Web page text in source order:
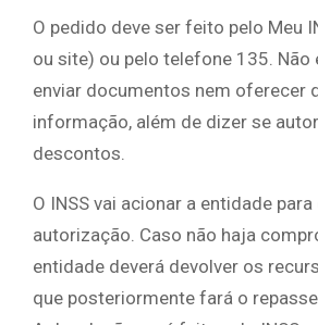
O pedido deve ser feito pelo Meu
ou site) ou pelo telefone 135. Não
enviar documentos nem oferecer
informação, além de dizer se
descontos.
O INSS vai acionar a entidade
autorização. Caso não haja
entidade deverá devolver os
que posteriormente fará o